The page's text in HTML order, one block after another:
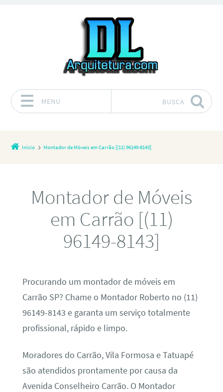
MENU BUSCA
Início Montador de Móveis em Carrão [(11) 96149-8143]
Montador de Móveis
em Carrão [(11)
96149-8143]
Procurando um montador de móveis em
Carrão SP? Chame o Montador Roberto no (11)
96149-8143 e garanta um serviço totalmente
profissional, rápido e limpo.
Moradores do Carrão, Vila Formosa e Tatuapé
são atendidos prontamente por causa da
Avenida Conselheiro Carrão. O Montador